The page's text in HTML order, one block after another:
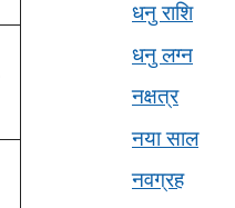
धनु राशि
धनु लग्न
नक्षत्र
नया साल
नवग्रह